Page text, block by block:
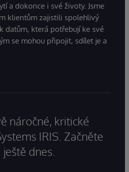
a dokonce i své životy. Jsme
klientům zajistili spolehlivý
datům, která potřebují ke své
se mohou připojit, sdílet je a
náročné, kritické
IRIS. Začněte
dnes.